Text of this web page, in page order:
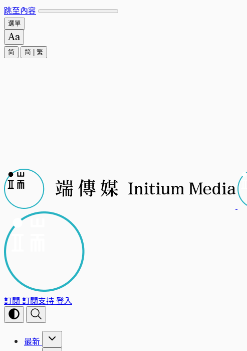
跳至內容
選單
简 简 繁
訂閱 訂閱支持登入
最新